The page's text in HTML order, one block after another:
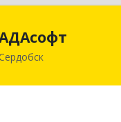
442894, Пензенская